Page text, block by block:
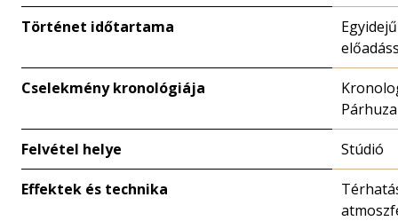
Történet időtartama
Cselekmény kronológiája
Felvétel helye Stúdió
Effektek és technika